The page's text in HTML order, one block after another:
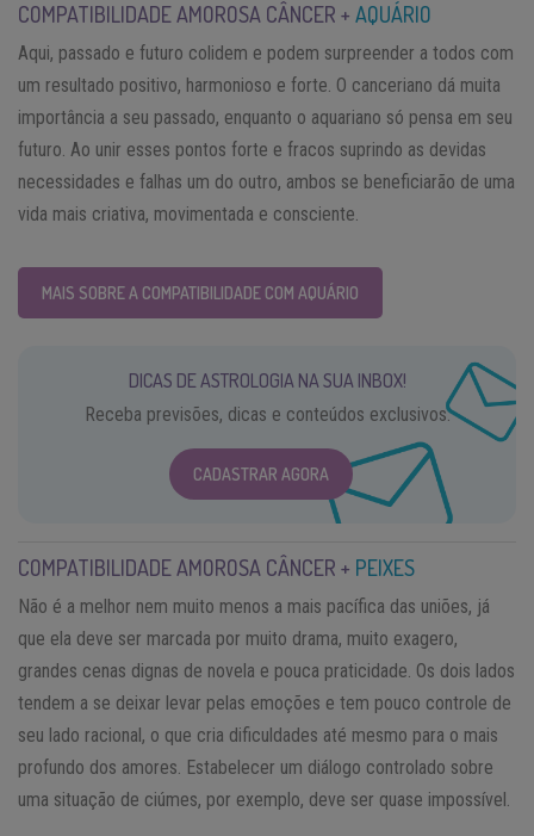
COMPATIBILIDADE AMOROSA CÂNCER + AQUÁRIO
Aqui, passado e futuro colidem e podem surpreender a todos com
um resultado positivo, harmonioso e forte. O canceriano dá muita
importância a seu passado, enquanto o aquariano só pensa em seu
futuro. Ao unir esses pontos forte e fracos suprindo as devidas
necessidades e falhas um do outro, ambos se beneficiarão de uma
vida mais criativa, movimentada e consciente.
MAIS SOBRE A COMPATIBILIDADE COM AQUÁRIO
DICAS DE ASTROLOGIA NA SUA INBOX!
Receba previsões, dicas e conteúdos exclusivos.
CADASTRAR AGORA
COMPATIBILIDADE AMOROSA CÂNCER + PEIXES
Não é a melhor nem muito menos a mais pacífica das uniões, já
que ela deve ser marcada por muito drama, muito exagero,
grandes cenas dignas de novela e pouca praticidade. Os dois lados
tendem a se deixar levar pelas emoções e tem pouco controle de
seu lado racional, o que cria dificuldades até mesmo para o mais
profundo dos amores. Estabelecer um diálogo controlado sobre
uma situação de ciúmes, por exemplo, deve ser quase impossível.